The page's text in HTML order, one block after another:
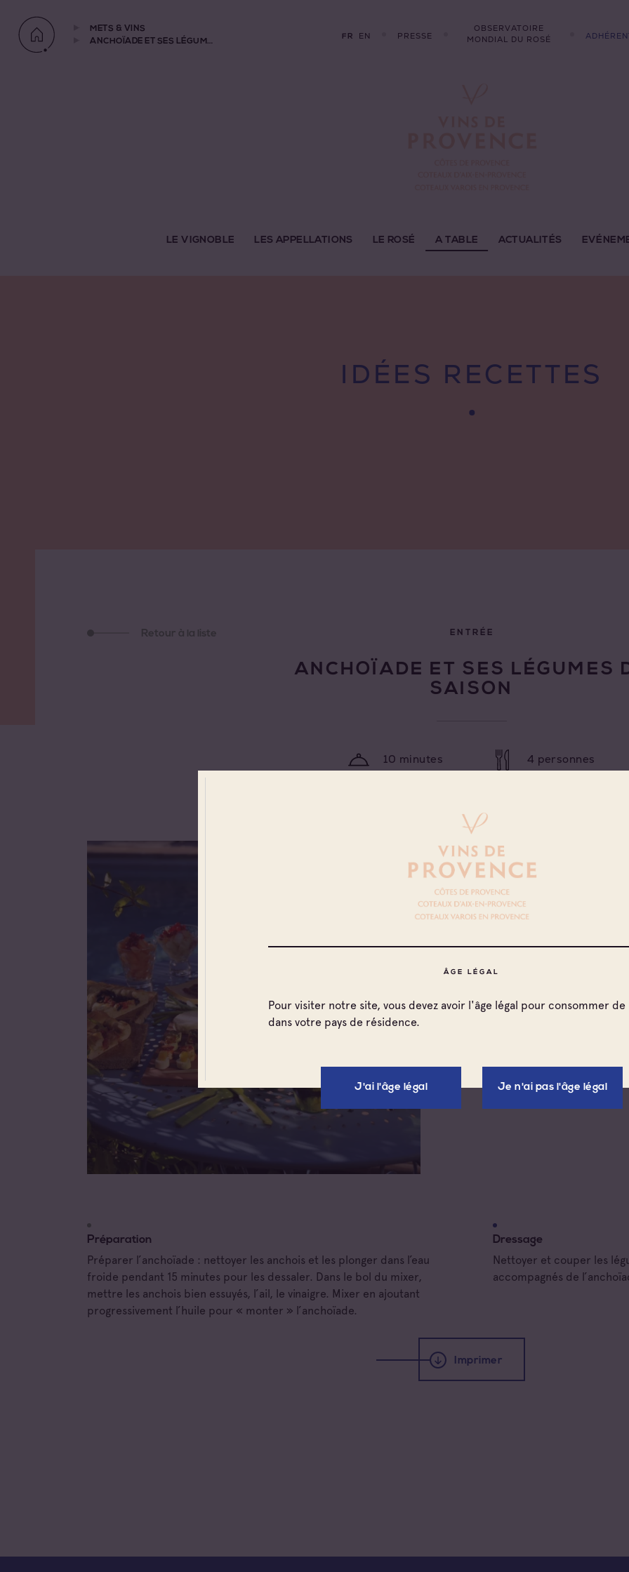
ÂGE LÉGAL
Pour visiter notre site, vous devez avoir l'âge légal pour consommer
dans votre pays de résidence.
J'ai l'âge légal Je n'ai pas l'âge légal
METS & VINS
ANCHOÏADE ET SES LÉGUMES DE SAISON
FR EN PRESSE
OBSERVATOIRE
MONDIAL DU ROSÉ
LE VIGNOBLE LES APPELLATIONS LE ROSÉ A TABLE ACTUALITÉS
IDÉES RECETTES
Retour à la liste ENTRÉE
ANCHOÏADE ET SES LÉGUMES
SAISON
10 minutes 4 personnes
Ingrédients
4 artichauts violets
1 céleri en branche
1 poivron vert
15 cl d’huile d’olive
Préparation
Préparer l’anchoïade : nettoyer les anchois et les plonger dans l’eau
froide pendant 15 minutes pour les dessaler. Dans le bol du mixer,
mettre les anchois bien essuyés, l’ail, le vinaigre. Mixer en ajoutant
progressivement l’huile pour « monter » l’anchoïade.
Dressage
Nettoyer et couper les
accompagnés de
Imprimer